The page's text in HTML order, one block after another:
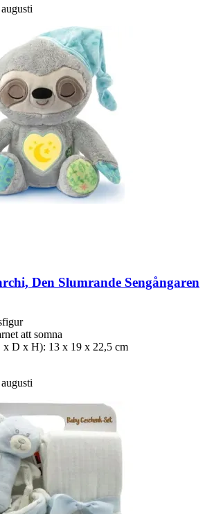
Den Slumrande Sengångaren
att somna
x D x H): 13 x 19 x 22,5 cm